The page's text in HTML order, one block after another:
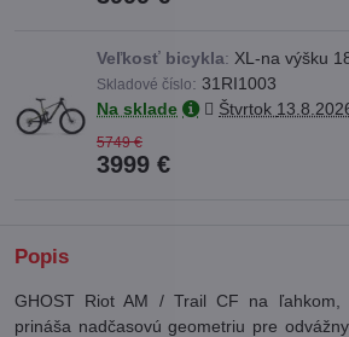
Veľkosť bicykla: XL-na výšku
Skladové číslo: 31RI1003
Na sklade
Štvrtok
5749 €
3999 €
Popis
GHOST Riot AM / Trail CF na ľahkom,
prináša nadčasovú geometriu pre